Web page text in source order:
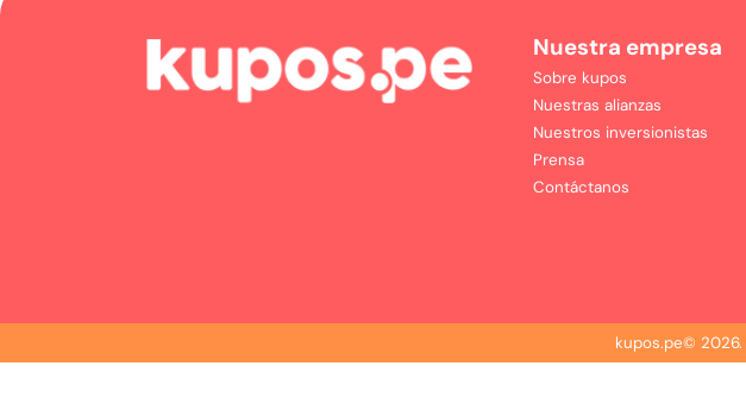
Nuestra empresa
Sobre kupos
Nuestras alianzas
Nuestros inversionistas
Prensa
Contáctanos
kupos.pe© 2026.